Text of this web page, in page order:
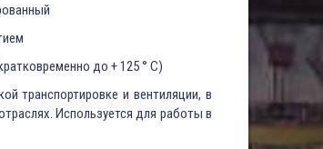
до + 125 ° C)
транспортировке и вентиляции, в
Используется для работы в